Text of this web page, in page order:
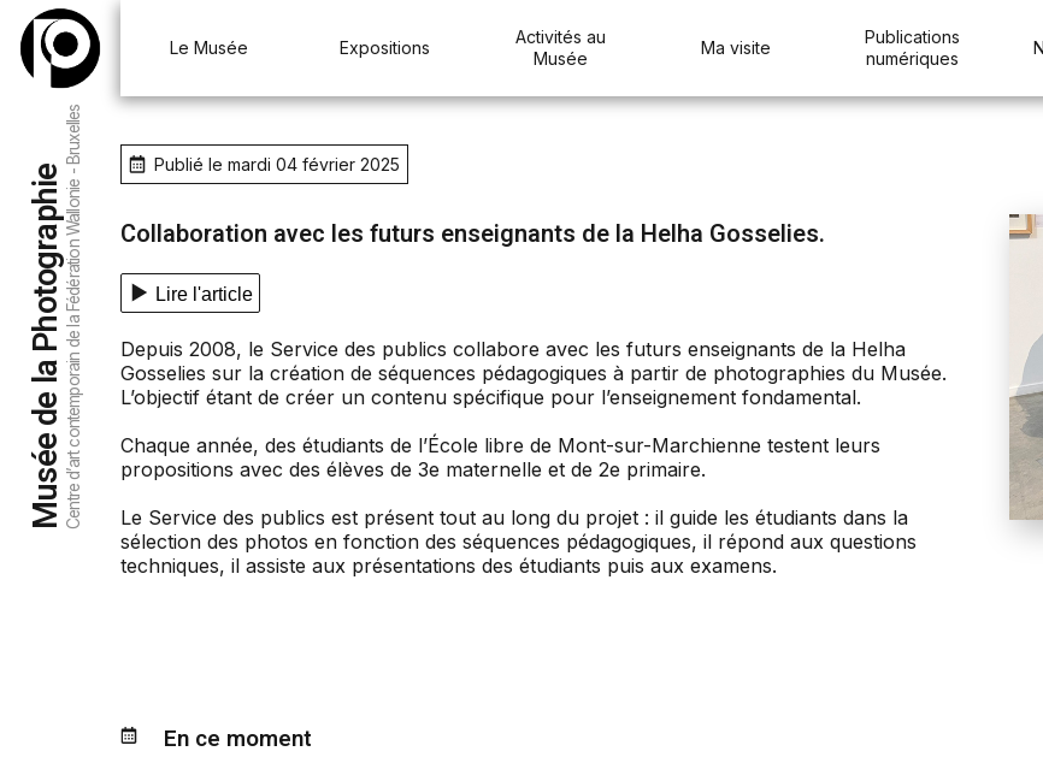
Musée de la PhotographieCentre d’art contemporain de la Fédération Wallonie - Bruxelles
Le Musée Expositions
Activités au
Musée
Ma visite
Publications
numériques
Publié le mardi 04 février 2025
Collaboration avec les futurs enseignants de la Helha Gosselies.
Lire l'article
Depuis 2008, le Service des publics collabore avec les futurs enseignants de la Helha
Gosselies sur la création de séquences pédagogiques à partir de photographies du Musée.
L’objectif étant de créer un contenu spécifique pour l’enseignement fondamental.
Chaque année, des étudiants de l’École libre de Mont-sur-Marchienne testent leurs
propositions avec des élèves de 3e maternelle et de 2e primaire.
Le Service des publics est présent tout au long du projet : il guide les étudiants dans la
sélection des photos en fonction des séquences pédagogiques, il répond aux questions
techniques, il assiste aux présentations des étudiants puis aux examens.
En ce moment